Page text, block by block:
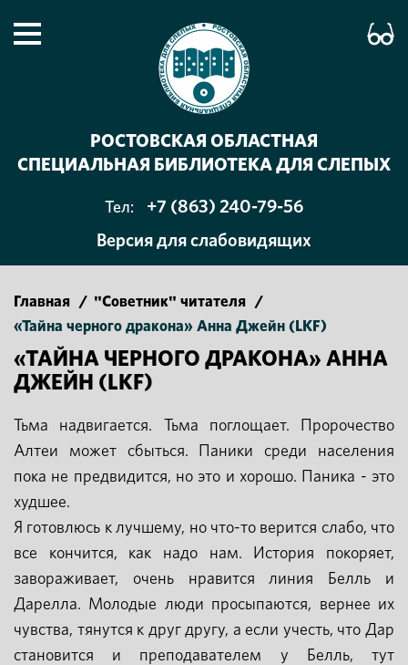
РОСТОВСКАЯ ОБЛАСТНАЯ
СПЕЦИАЛЬНАЯ БИБЛИОТЕКА ДЛЯ СЛЕПЫХ
Тел:
+7 (863) 240-79-56
Версия для слабовидящих
Главная / "Советник" читателя
/
«Тайна черного дракона» Анна Джейн (LKF)
«ТАЙНА ЧЕРНОГО ДРАКОНА» АННА
ДЖЕЙН (LKF)
Тьма надвигается. Тьма поглощает. Пророчество
Алтеи может сбыться. Паники среди населения
пока не предвидится, но это и хорошо. Паника - это
худшее.
Я готовлюсь к лучшему, но что-то верится слабо, что
все кончится, как надо нам. История покоряет,
завораживает, очень нравится линия Белль и
Дарелла. Молодые люди просыпаются, вернее их
чувства, тянутся к друг другу, а если учесть, что Дар
становится и преподавателем у Белль, тут